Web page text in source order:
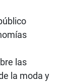
las
la moda y